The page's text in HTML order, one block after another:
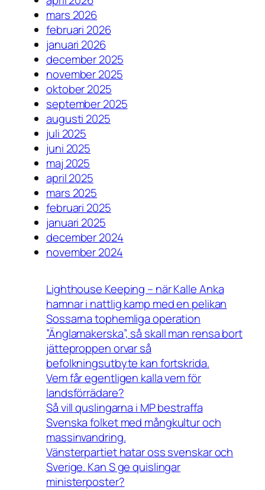
mars 2026
februari 2026
januari 2026
december 2025
november 2025
oktober 2025
september 2025
augusti 2025
juli 2025
juni 2025
maj 2025
april 2025
mars 2025
februari 2025
januari 2025
december 2024
november 2024
Lighthouse Keeping – när Kalle Anka
hamnar i nattlig kamp med en pelikan
Sossarna tophemliga operation
”Änglamakerska”, så skall man rensa bort
jätteproppen orvar så
befolkningsutbyte kan fortskrida.
Vem får egentligen kalla vem för
landsförrädare?
Så vill quslingarna i MP bestraffa
Svenska folket med mångkultur och
massinvandring.
Vänsterpartiet hatar oss svenskar och
Sverige. Kan S ge quislingar
ministerposter?